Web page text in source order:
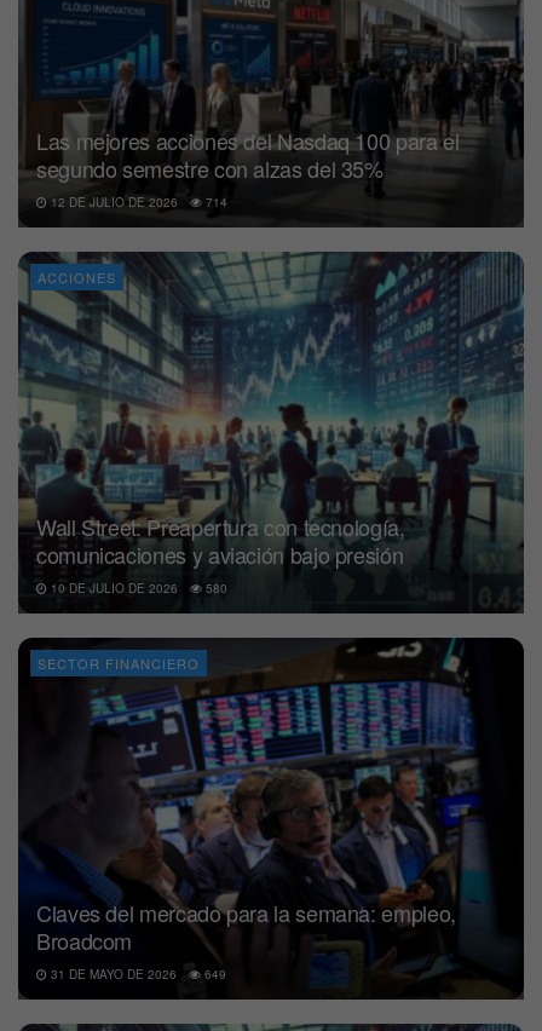
Las mejores acciones del Nasdaq 100 para el
segundo semestre con alzas del 35%
12 DE JULIO DE 2026 714
ACCIONES
Wall Street: Preapertura con tecnología,
comunicaciones y aviación bajo presión
10 DE JULIO DE 2026 580
SECTOR FINANCIERO
Claves del mercado para la semana: empleo,
Broadcom
31 DE MAYO DE 2026 649